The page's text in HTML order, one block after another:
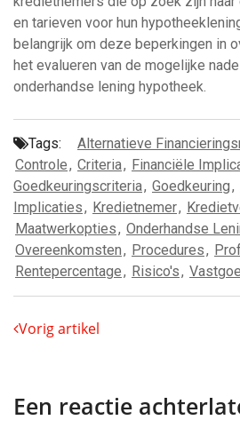
en tarieven voor hun
belangrijk om deze beperkingen in
het evalueren van de mogelijke
onderhandse lening hypotheek.
Tags: Alternatieve
Controle, Criteria, Financiële
Goedkeuringscriteria, Goedkeuring,
Implicaties, Kredietnemer,
Maatwerkopties, Onderhandse
Overeenkomsten, Procedures,
Rentepercentage, Risico's,
Vorig artikel
Een reactie